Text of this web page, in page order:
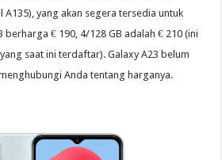
yang akan segera tersedia untuk
€ 190, 4/128 GB adalah € 210 (ini
saat ini terdaftar). Galaxy A23 belum
Anda tentang harganya.